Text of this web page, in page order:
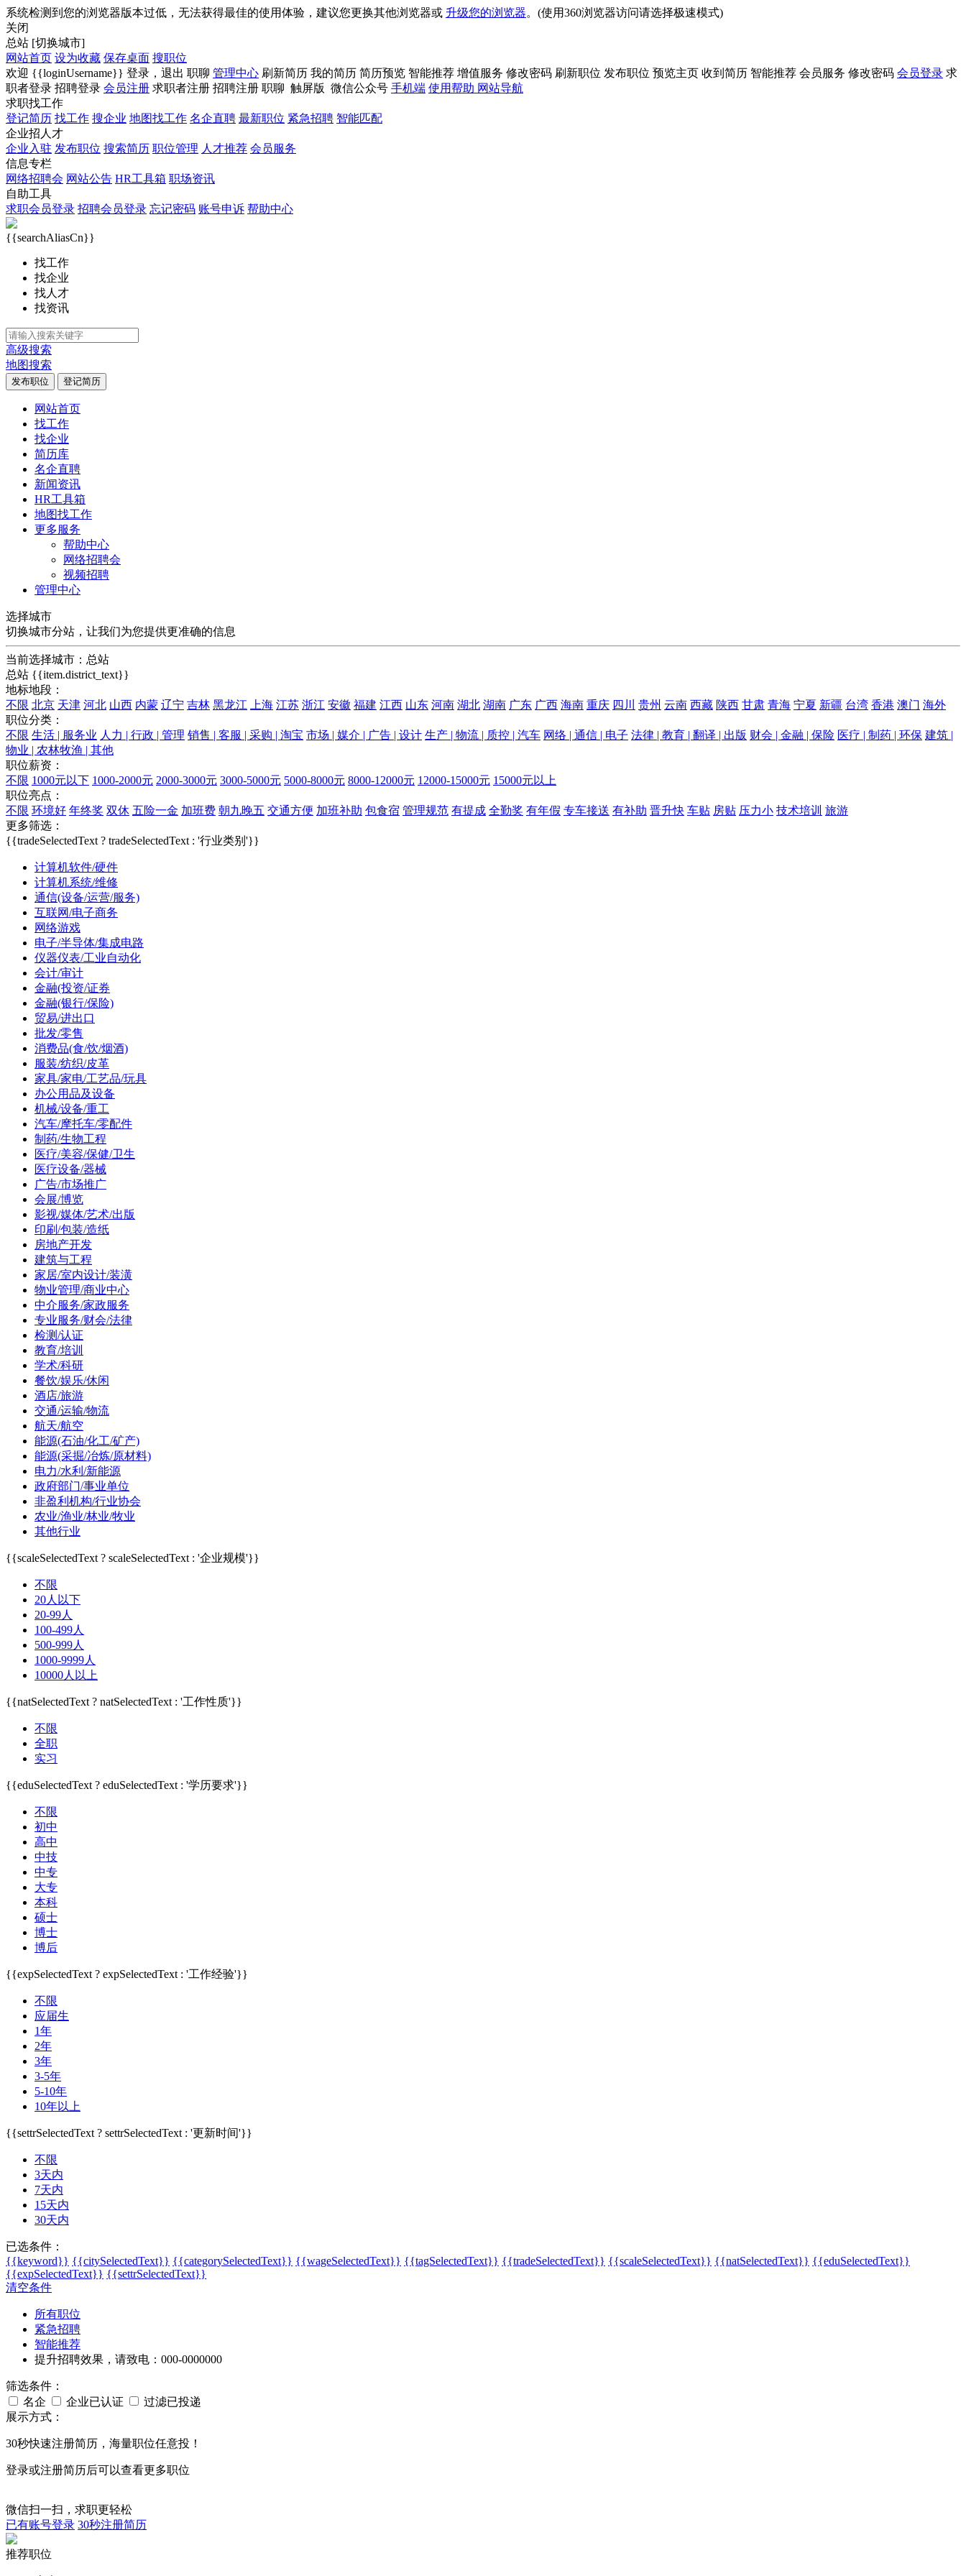
系统检测到您的浏览器版本过低，无法获得最佳的使用体验，建议您更换其他浏览器或 升级您的浏览器。(使用360浏览器访问请选择极速模式)
关闭
总站 [切换城市]
网站首页 设为收藏 保存桌面 搜职位
欢迎 {{loginUsername}} 登录， 退出 职聊 管理中心 刷新简历 我的简历 简历预览 智能推荐 增值服务 修改密码 刷新职位 发布职位 预览主页 收到简历 智能推荐 会员服务 修改密码 会员登录 求
职者登录 招聘登录 会员注册 求职者注册 招聘注册 职聊 触屏版 微信公众号 手机端 使用帮助 网站导航
求职找工作
登记简历 找工作 搜企业 地图找工作 名企直聘 最新职位 紧急招聘 智能匹配
企业招人才
企业入驻 发布职位 搜索简历 职位管理 人才推荐 会员服务
信息专栏
网络招聘会 网站公告 HR工具箱 职场资讯
自助工具
求职会员登录 招聘会员登录 忘记密码 账号申诉 帮助中心
{{searchAliasCn}}
找工作
找企业
找人才
找资讯
高级搜索
地图搜索
发布职位 登记简历
网站首页
找工作
找企业
简历库
名企直聘
新闻资讯
HR工具箱
地图找工作
更多服务
帮助中心
网络招聘会
视频招聘
管理中心
选择城市
切换城市分站，让我们为您提供更准确的信息
当前选择城市： 总站
总站 {{item.district_text}}
地标地段：
不限 北京 天津 河北 山西 内蒙 辽宁 吉林 黑龙江 上海 江苏 浙江 安徽 福建 江西 山东 河南 湖北 湖南 广东 广西 海南 重庆 四川 贵州 云南 西藏 陕西 甘肃 青海 宁夏 新疆 台湾 香港 澳门 海外
职位分类：
不限 生活 | 服务业 人力 | 行政 | 管理 销售 | 客服 | 采购 | 淘宝 市场 | 媒介 | 广告 | 设计 生产 | 物流 | 质控 | 汽车 网络 | 通信 | 电子 法律 | 教育 | 翻译 | 出版 财会 | 金融 | 保险 医疗 | 制药 | 环保 建筑 |
物业 | 农林牧渔 | 其他
职位薪资：
不限 1000元以下 1000-2000元 2000-3000元 3000-5000元 5000-8000元 8000-12000元 12000-15000元 15000元以上
职位亮点：
不限 环境好 年终奖 双休 五险一金 加班费 朝九晚五 交通方便 加班补助 包食宿 管理规范 有提成 全勤奖 有年假 专车接送 有补助 晋升快 车贴 房贴 压力小 技术培训 旅游
更多筛选：
{{tradeSelectedText ? tradeSelectedText : '行业类别'}}
计算机软件/硬件
计算机系统/维修
通信(设备/运营/服务)
互联网/电子商务
网络游戏
电子/半导体/集成电路
仪器仪表/工业自动化
会计/审计
金融(投资/证券
金融(银行/保险)
贸易/进出口
批发/零售
消费品(食/饮/烟酒)
服装/纺织/皮革
家具/家电/工艺品/玩具
办公用品及设备
机械/设备/重工
汽车/摩托车/零配件
制药/生物工程
医疗/美容/保健/卫生
医疗设备/器械
广告/市场推广
会展/博览
影视/媒体/艺术/出版
印刷/包装/造纸
房地产开发
建筑与工程
家居/室内设计/装潢
物业管理/商业中心
中介服务/家政服务
专业服务/财会/法律
检测/认证
教育/培训
学术/科研
餐饮/娱乐/休闲
酒店/旅游
交通/运输/物流
航天/航空
能源(石油/化工/矿产)
能源(采掘/冶炼/原材料)
电力/水利/新能源
政府部门/事业单位
非盈利机构/行业协会
农业/渔业/林业/牧业
其他行业
{{scaleSelectedText ? scaleSelectedText : '企业规模'}}
不限
20人以下
20-99人
100-499人
500-999人
1000-9999人
10000人以上
{{natSelectedText ? natSelectedText : '工作性质'}}
不限
全职
实习
{{eduSelectedText ? eduSelectedText : '学历要求'}}
不限
初中
高中
中技
中专
大专
本科
硕士
博士
博后
{{expSelectedText ? expSelectedText : '工作经验'}}
不限
应届生
1年
2年
3年
3-5年
5-10年
10年以上
{{settrSelectedText ? settrSelectedText : '更新时间'}}
不限
3天内
7天内
15天内
30天内
已选条件：
{{keyword}} {{citySelectedText}} {{categorySelectedText}} {{wageSelectedText}} {{tagSelectedText}} {{tradeSelectedText}} {{scaleSelectedText}} {{natSelectedText}} {{eduSelectedText}}
{{expSelectedText}} {{settrSelectedText}}
清空条件
所有职位
紧急招聘
智能推荐
提升招聘效果，请致电：000-0000000
筛选条件：
名企
企业已认证
过滤已投递
展示方式：
30秒快速注册简历，海量职位任意投！
登录或注册简历后可以查看更多职位
微信扫一扫，求职更轻松
已有账号登录 30秒注册简历
推荐职位